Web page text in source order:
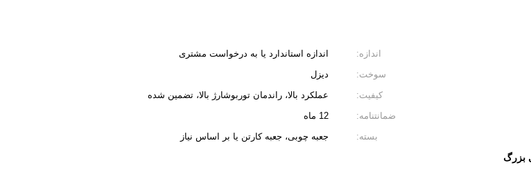
اندازه:
اندازه استاندارد یا به درخواست مشتری
سوخت:
دیزل
کیفیت:
عملکرد بالا، راندمان توربوشارژ بالا، تضمین شده
ضمانتنامه:
12 ماه
بسته:
جعبه چوبی، جعبه کارتن یا بر اساس نیاز
بزرگ